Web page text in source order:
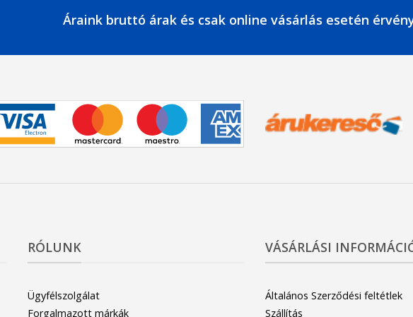
Áraink bruttó árak és csak online vásárlás esetén
RÓLUNK
Ügyfélszolgálat
Forgalmazott márkák
VÁSÁRLÁSI
Általános Szerződési feltétlek
Szállítás